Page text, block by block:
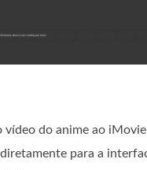
vídeo do anime ao
para a